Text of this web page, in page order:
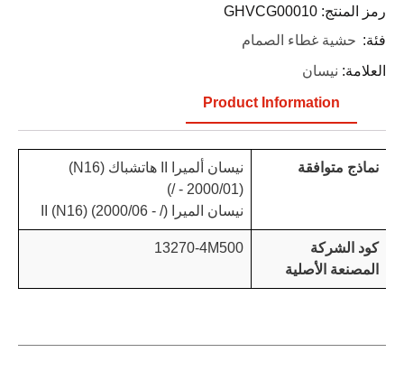
رمز المنتج: GHVCG00010
فئة: حشية غطاء الصمام
العلامة: نيسان
Product Information
نماذج متوافقة
نيسان ألميرا II هاتشباك (N16)
(2000/01 - /)
نيسان الميرا II (N16) (2000/06 - /)
كود الشركة
المصنعة الأصلية
13270-4M500